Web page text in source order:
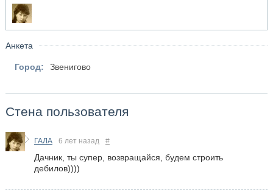
Анкета
Город: Звенигово
Стена пользователя
ГАЛА 6 лет назад #
Дачник, ты супер, возвращайся, будем строить
дебилов))))